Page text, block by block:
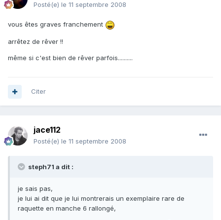
Posté(e) le 11 septembre 2008
vous êtes graves franchement
arrêtez de rêver !!
même si c'est bien de rêver parfois..........
Citer
jace112
Posté(e) le 11 septembre 2008
steph71 a dit :
je sais pas,
je lui ai dit que je lui montrerais un exemplaire rare de
raquette en manche 6 rallongé,